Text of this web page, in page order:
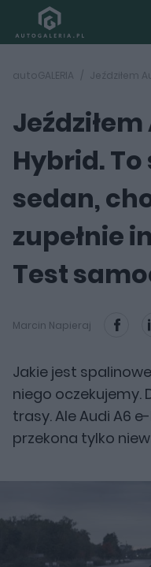
autoGALERIA
Hybrid.
sedan,
zupełnie
Test
Marcin Napieraj
Jakie jest
niego oczekujemy.
trasy. Ale Audi A6
przekona tylko